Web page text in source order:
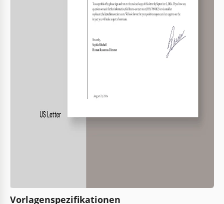
Vorlagenspezifikationen